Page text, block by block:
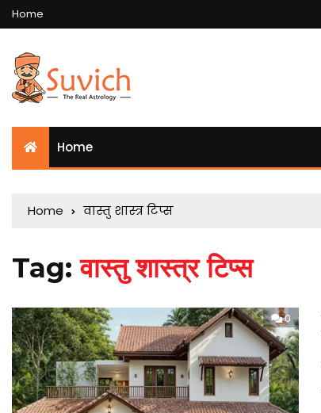
Home
Home
Home वास्तु शास्त्र टिप्स
Tag:वास्तु शास्त्र टिप्स
0